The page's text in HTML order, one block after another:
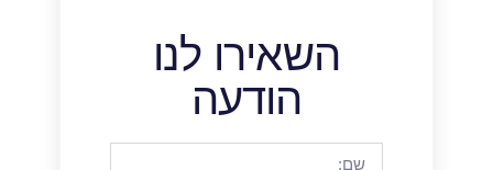
השאירו לנו
הודעה